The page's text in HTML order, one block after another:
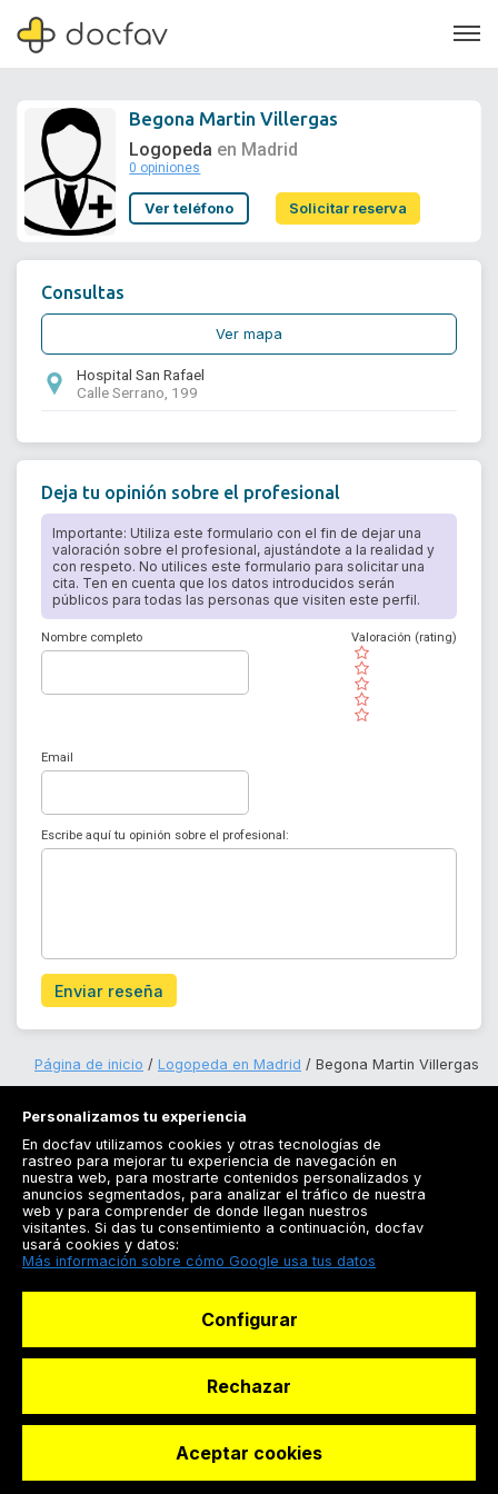
Soporte
Begona Martin Villergas
Logopeda en Madrid
0 opiniones
Ver teléfono Solicitar reserva
Solicitar reserva
Consultas
Ver mapa
Hospital San Rafael
Calle Serrano, 199
Deja tu opinión sobre el profesional
Importante: Utiliza este formulario con el fin de dejar una
valoración sobre el profesional, ajustándote a la realidad y
con respeto. No utilices este formulario para solicitar una
cita. Ten en cuenta que los datos introducidos serán
públicos para todas las personas que visiten este perfil.
Nombre completo
( )
( )
( )
( )
( )
Valoración (rating)
Email
Escribe aquí tu opinión sobre el profesional:
Enviar reseña
Página de inicio Logopeda en Madrid Begona Martin Villergas
Registrarse
Docfav
© Dashboard Technologies S.L
Personalizamos tu experiencia
En docfav utilizamos cookies y otras tecnologías de
rastreo para mejorar tu experiencia de navegación en
nuestra web, para mostrarte contenidos personalizados y
anuncios segmentados, para analizar el tráfico de nuestra
web y para comprender de donde llegan nuestros
visitantes. Si das tu consentimiento a continuación, docfav
usará cookies y datos:
Más información sobre cómo Google usa tus datos
Configurar
Rechazar
Aceptar cookies